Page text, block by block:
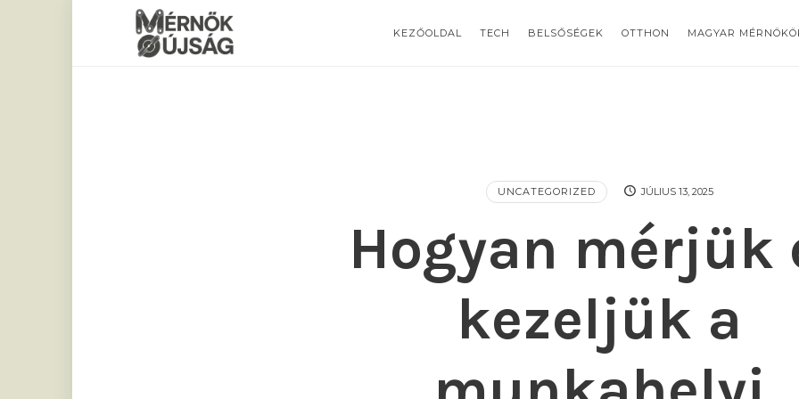
KEZŐOLDAL TECH BELSŐSÉGEK OTTHON MAGYAR
Mérnökújság
UNCATEGORIZED JÚLIUS 13, 2025
Hogyan mérjük
kezeljük a